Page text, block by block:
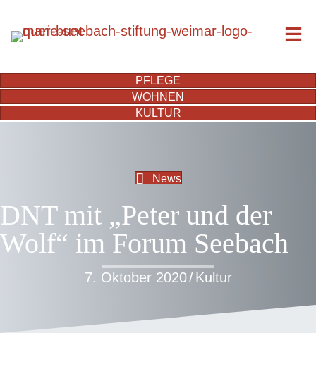
PFLEGE
WOHNEN
KULTUR
News
DNT mit „Peter und der
Wolf“ im Forum Seebach
7. Oktober 2020/ Kultur